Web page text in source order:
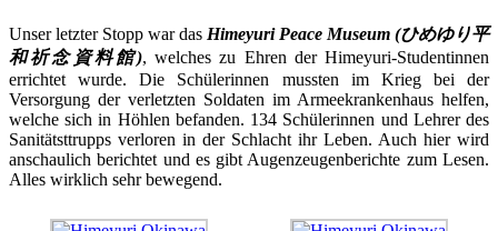
Unser letzter Stopp war das Himeyuri Peace Museum (ひめゆり平
和祈念資料館), welches zu Ehren der Himeyuri-Studentinnen
errichtet wurde. Die Schülerinnen mussten im Krieg bei der
Versorgung der verletzten Soldaten im Armeekrankenhaus helfen,
welche sich in Höhlen befanden. 134 Schülerinnen und Lehrer des
Sanitätsttrupps verloren in der Schlacht ihr Leben. Auch hier wird
anschaulich berichtet und es gibt Augenzeugenberichte zum Lesen.
Alles wirklich sehr bewegend.